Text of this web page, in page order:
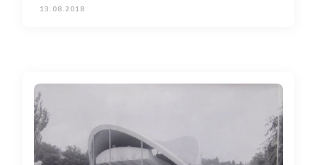
13.08.2018